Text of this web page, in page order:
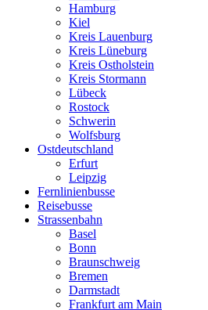
Hamburg
Kiel
Kreis Lauenburg
Kreis Lüneburg
Kreis Ostholstein
Kreis Stormann
Lübeck
Rostock
Schwerin
Wolfsburg
Ostdeutschland
Erfurt
Leipzig
Fernlinienbusse
Reisebusse
Strassenbahn
Basel
Bonn
Braunschweig
Bremen
Darmstadt
Frankfurt am Main